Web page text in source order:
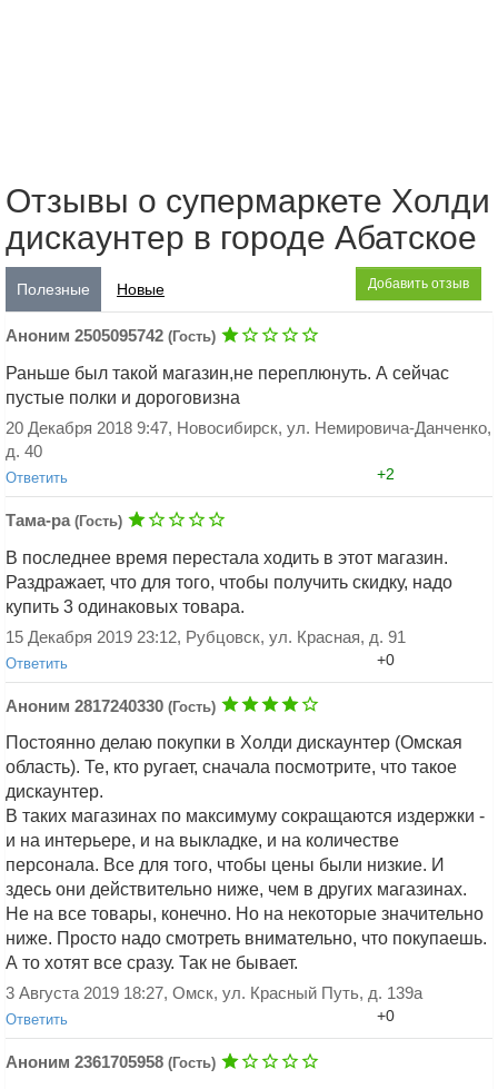
Отзывы о супермаркете Холди
дискаунтер в городе Абатское
Добавить отзыв
Полезные Новые
Аноним 2505095742 (Гость)
Раньше был такой магазин,не переплюнуть. А сейчас
пустые полки и дороговизна
20 Декабря 2018 9:47, Новосибирск, ул. Немировича-Данченко,
д. 40
Ответить +2
Тама-ра (Гость)
В последнее время перестала ходить в этот магазин.
Раздражает, что для того, чтобы получить скидку, надо
купить 3 одинаковых товара.
15 Декабря 2019 23:12, Рубцовск, ул. Красная, д. 91
Ответить +0
Добавить ответ
Аноним 2817240330 (Гость)
Постоянно делаю покупки в Холди дискаунтер (Омская
область). Те, кто ругает, сначала посмотрите, что такое
дискаунтер.
В таких магазинах по максимуму сокращаются издержки -
и на интерьере, и на выкладке, и на количестве
персонала. Все для того, чтобы цены были низкие. И
здесь они действительно ниже, чем в других магазинах.
Не на все товары, конечно. Но на некоторые значительно
ниже. Просто надо смотреть внимательно, что покупаешь.
А то хотят все сразу. Так не бывает.
3 Августа 2019 18:27, Омск, ул. Красный Путь, д. 139а
Ответить +0
Аноним 2361705958 (Гость)